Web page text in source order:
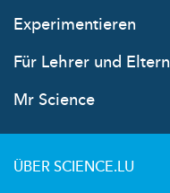
Experimentieren
Für Lehrer und Eltern
Mr Science
ÜBER SCIENCE.LU